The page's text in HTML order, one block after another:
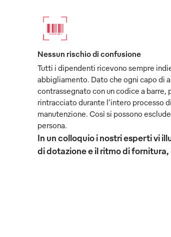
Nessun rischio di confusione
Tutti i dipendenti ricevono sempre
abbigliamento. Dato che ogni capo di
contrassegnato con un codice a barre,
rintracciato durante l’intero processo
manutenzione. Così si possono
persona.
In un colloquio i nostri esperti vi
di dotazione e il ritmo di